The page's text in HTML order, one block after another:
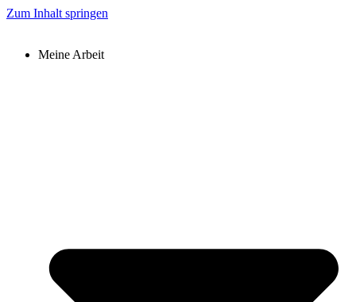
Zum Inhalt springen
Meine Arbeit